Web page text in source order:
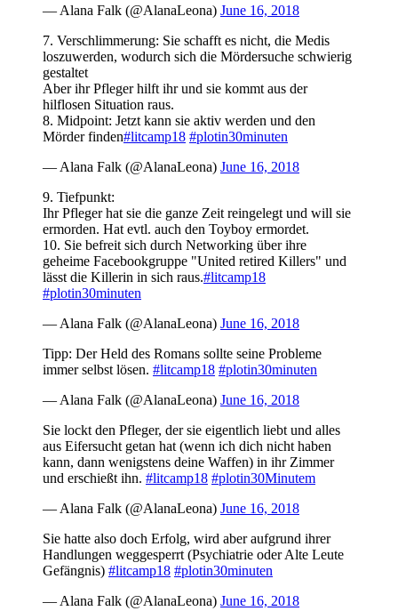
— Alana Falk (@AlanaLeona) June 16, 2018
7. Verschlimmerung: Sie schafft es nicht, die Medis
loszuwerden, wodurch sich die Mördersuche schwierig
gestaltet
Aber ihr Pfleger hilft ihr und sie kommt aus der
hilflosen Situation raus.
8. Midpoint: Jetzt kann sie aktiv werden und den
Mörder finden#litcamp18 #plotin30minuten
— Alana Falk (@AlanaLeona) June 16, 2018
9. Tiefpunkt:
Ihr Pfleger hat sie die ganze Zeit reingelegt und will sie
ermorden. Hat evtl. auch den Toyboy ermordet.
10. Sie befreit sich durch Networking über ihre
geheime Facebookgruppe "United retired Killers" und
lässt die Killerin in sich raus.#litcamp18
#plotin30minuten
— Alana Falk (@AlanaLeona) June 16, 2018
Tipp: Der Held des Romans sollte seine Probleme
immer selbst lösen. #litcamp18 #plotin30minuten
— Alana Falk (@AlanaLeona) June 16, 2018
Sie lockt den Pfleger, der sie eigentlich liebt und alles
aus Eifersucht getan hat (wenn ich dich nicht haben
kann, dann wenigstens deine Waffen) in ihr Zimmer
und erschießt ihn. #litcamp18 #plotin30Minutem
— Alana Falk (@AlanaLeona) June 16, 2018
Sie hatte also doch Erfolg, wird aber aufgrund ihrer
Handlungen weggesperrt (Psychiatrie oder Alte Leute
Gefängnis) #litcamp18 #plotin30minuten
— Alana Falk (@AlanaLeona) June 16, 2018